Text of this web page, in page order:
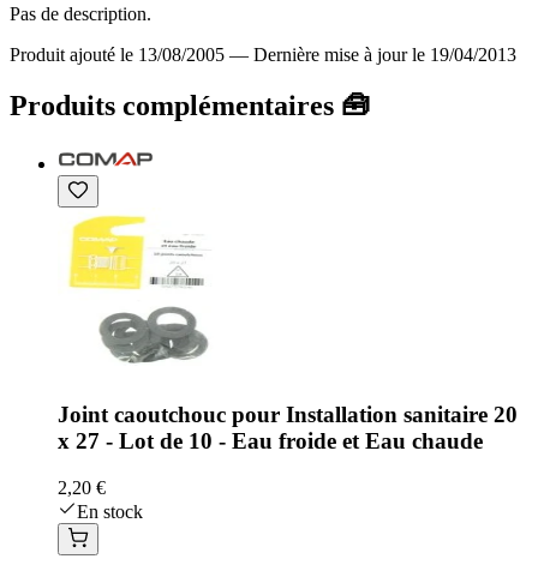
Pas de description.
Produit ajouté le 13/08/2005 — Dernière mise à jour le 19/04/2013
Produits complémentaires 🧰
Joint caoutchouc pour Installation sanitaire 20
x 27 - Lot de 10 - Eau froide et Eau chaude
2,20 €
En stock